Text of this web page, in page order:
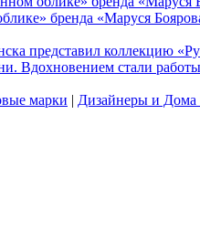
бренда «Маруся
представил коллекцию
Вдохновением стали
марки | Дизайнеры и